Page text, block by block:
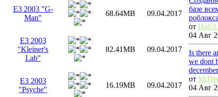
E3 2003 "G-
Man"
68.64MB 09.04.2017
E3 2003
"Kleiner's
Lab"
82.41MB 09.04.2017
E3 2003
"Psyche"
16.19MB 09.04.2017
базе
от
04 Авг
Is there
we dont
от
04 Авг